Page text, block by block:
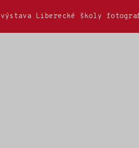
výstava Liberecké školy